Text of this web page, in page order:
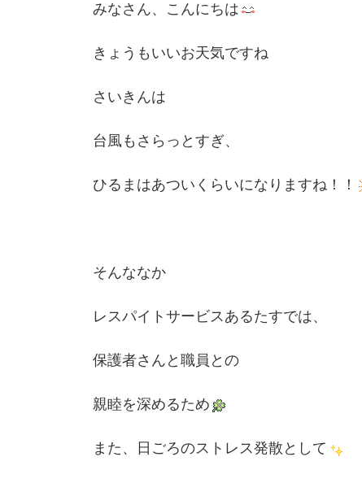
みなさん、こんにちは
きょうもいいお天気ですね
さいきんは
台風もさらっとすぎ、
ひるまはあついくらいになりますね！！
そんななか
レスパイトサービスあるたすでは、
保護者さんと職員との
親睦を深めるため
また、日ごろのストレス発散として